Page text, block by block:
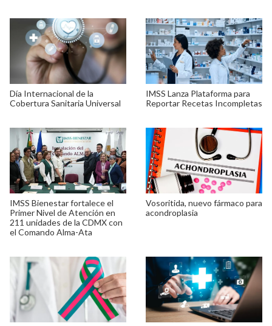
Día Internacional de la
Cobertura Sanitaria Universal
IMSS Lanza Plataforma para
Reportar Recetas Incompletas
IMSS Bienestar fortalece el
Primer Nivel de Atención en
211 unidades de la CDMX con
el Comando Alma-Ata
Vosoritida, nuevo fármaco para
acondroplasia